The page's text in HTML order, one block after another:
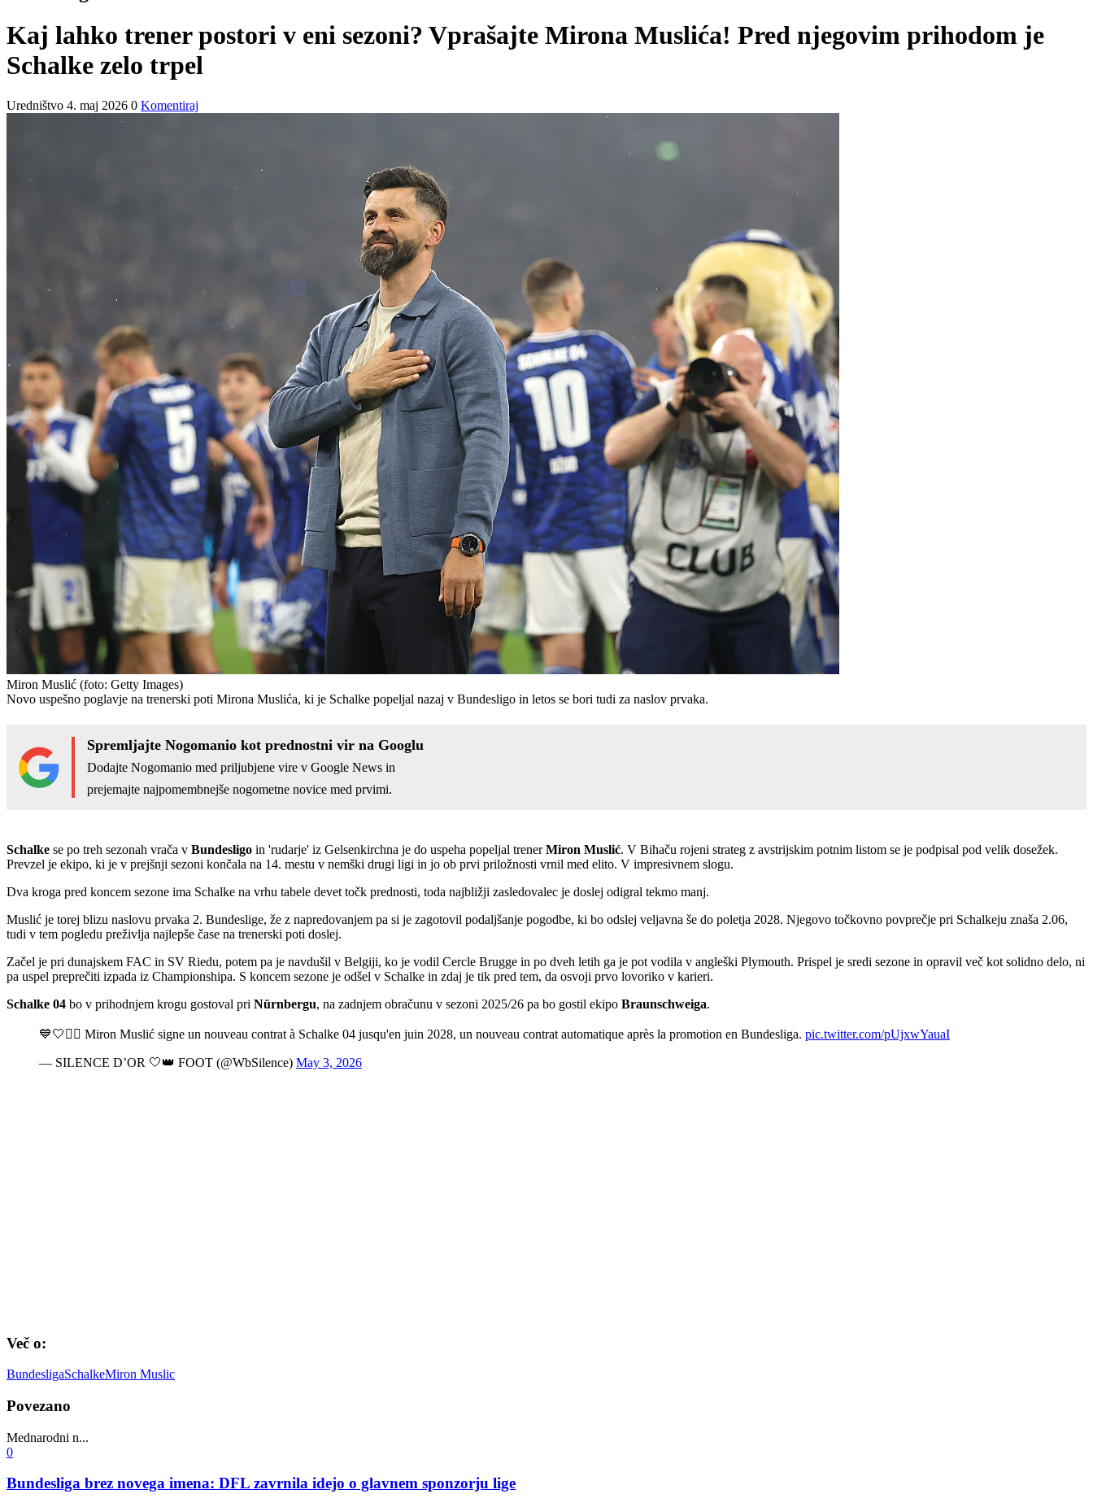
Kaj lahko trener postori v eni sezoni? Vprašajte Mirona Muslića! Pred njegovim prihodom je
Schalke zelo trpel
Uredništvo 4. maj 2026 0 Komentiraj
Miron Muslić (foto: Getty Images)
Novo uspešno poglavje na trenerski poti Mirona Muslića, ki je Schalke popeljal nazaj v Bundesligo in letos se bori tudi za naslov prvaka.
Spremljajte Nogomanio kot prednostni vir na Googlu
Dodajte Nogomanio med priljubjene vire v Google News in
prejemajte najpomembnejše nogometne novice med prvimi.
Schalke se po treh sezonah vrača v Bundesligo in 'rudarje' iz Gelsenkirchna je do uspeha popeljal trenerMiron Muslić. V Bihaču rojeni strateg z avstrijskim potnim listom se je podpisal pod velik dosežek.
Prevzel je ekipo, ki je v prejšnji sezoni končala na 14. mestu v nemški drugi ligi in jo ob prvi priložnosti vrnil med elito. V impresivnem slogu.
Dva kroga pred koncem sezone ima Schalke na vrhu tabele devet točk prednosti, toda najbližji zasledovalec je doslej odigral tekmo manj.
Muslić je torej blizu naslovu prvaka 2. Bundeslige, že z napredovanjem pa si je zagotovil podaljšanje pogodbe, ki bo odslej veljavna še do poletja 2028. Njegovo točkovno povprečje pri Schalkeju znaša 2.06,
tudi v tem pogledu preživlja najlepše čase na trenerski poti doslej.
Začel je pri dunajskem FAC in SV Riedu, potem pa je navdušil v Belgiji, ko je vodil Cercle Brugge in po dveh letih ga je pot vodila v angleški Plymouth. Prispel je sredi sezone in opravil več kot solidno delo, ni
pa uspel preprečiti izpada iz Championshipa. S koncem sezone je odšel v Schalke in zdaj je tik pred tem, da osvoji prvo lovoriko v karieri.
Schalke 04 bo v prihodnjem krogu gostoval pri Nürnbergu, na zadnjem obračunu v sezoni 2025/26 pa bo gostil ekipo Braunschweiga.
💙🤍✍🏼 Miron Muslić signe un nouveau contrat à Schalke 04 jusqu'en juin 2028, un nouveau contrat automatique après la promotion en Bundesliga. pic.twitter.com/pUjxwYauaI
— SILENCE D’OR 🤍👑 FOOT (@WbSilence) May 3, 2026
Več o:
BundesligaSchalkeMiron Muslic
Povezano
Mednarodni n...
0
Bundesliga brez novega imena: DFL zavrnila idejo o glavnem sponzorju lige